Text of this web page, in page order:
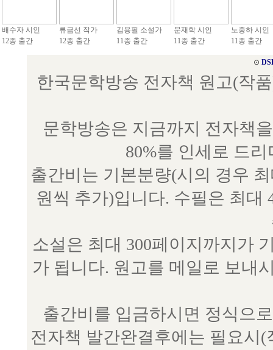
배수자 시인
12종 출간
류금선 작가
12종 출간
김용필 소설가
11종 출간
문재학 시인
11종 출간
노중하 시인
11종 출간
⊙
한국문학방송 전자책 원고(작
문학방송은 지금까지 전자책
80%를 인세로 드
출간비는 기본분량(시의 경우
원씩 추가)입니다. 수필은 최대
소설은 최대 300페이지까지가
가 됩니다. 원고를 메일로 보내
출간비를 입금하시면 정식으
전자책 발간완결후에는 필요시